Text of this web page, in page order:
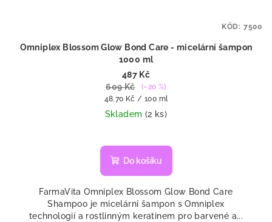
Omniplex Blossom Glow Bond Care - micelární šampon
1000 ml
487 Kč
609 Kč
(–20 %)
Měrná
cena:
48,70 Kč / 100 ml
Skladem (2 ks)
Do košíku
FarmaVita Omniplex Blossom Glow Bond Care
Shampoo je micelární šampon s Omniplex
technologií a rostlinným keratinem pro barvené a...
KÓD: 7500